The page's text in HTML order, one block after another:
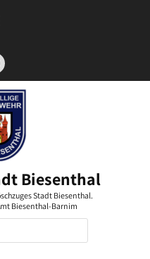
Biesenthal
Stadt Biesenthal.
Biesenthal-Barnim